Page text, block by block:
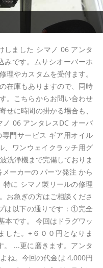
しました シマノ 06 アンタ
みです。ムサシオーバーホ
理やカスタムを受付ます。
在庫もありますので、同時
。こちらからお問い合わせ
せに時間の掛かる場合も、
06 アンタレスDC オーバ
門サービス ギア用オイル
、ワンウェイクラッチ用グ
洗浄機まで完備しておりま
ーカーの パーツ発注 から
に シマノ製リールの修理
お急ぎの方はご相談くださ
は以下の通りです：①完全
です。 今回はドラグワッ
した。+６００円となりま
...更に磨きます。アンタ
ね。今回の代金は 4,000円